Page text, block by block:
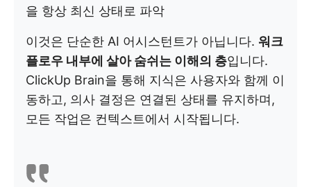
을 항상 최신 상태로 파악
이것은 단순한 AI 어시스턴트가 아닙니다. 워크
플로우 내부에 살아 숨쉬는 이해의 층입니다.
ClickUp Brain을 통해 지식은 사용자와 함께 이
동하고, 의사 결정은 연결된 상태를 유지하며,
모든 작업은 컨텍스트에서 시작됩니다.